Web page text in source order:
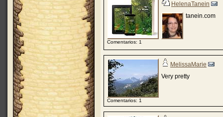
Comentarios: 1
HelenaTanein
tanein.com
Comentarios: 1
MelissaMarie
Very pretty